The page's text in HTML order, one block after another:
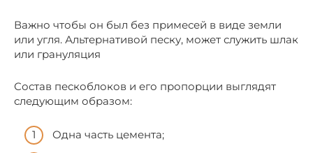
Важно чтобы он был без примесей в виде земли
или угля. Альтернативой песку, может служить шлак
или грануляция
Состав пескоблоков и его пропорции выглядят
следующим образом:
Одна часть цемента;